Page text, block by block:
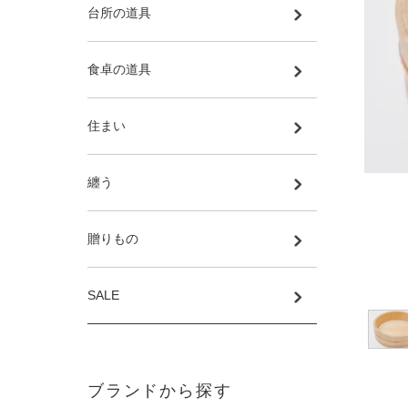
台所の道具
食卓の道具
住まい
纏う
贈りもの
SALE
ブランドから探す